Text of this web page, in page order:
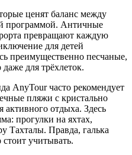
ценят баланс между
программой. Античные
превращают каждую
для детей
преимущественно песчаные,
для трёхлеток.
AnyTour часто рекомендует
пляжи с кристально
активного отдыха. Здесь
прогулки на яхтах,
Тахталы. Правда, галька
учитывать.